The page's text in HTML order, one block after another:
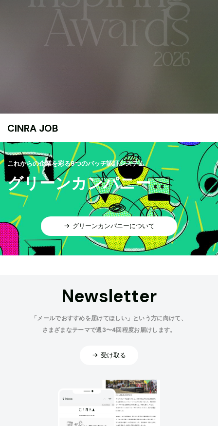
CINRA JOB
これからの企業を彩る9つのバッヂ認証システム
グリーンカンパニー
グリーンカンパニーについて
Newsletter
「メールでおすすめを届けてほしい」という方に向けて、
さまざまなテーマで週3〜4回程度お届けします。
受け取る